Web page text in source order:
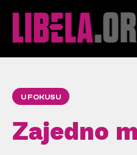
U FOKUSU
Zajedno